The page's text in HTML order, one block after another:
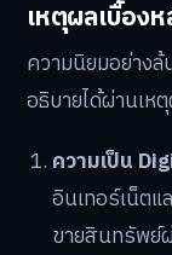
เหตุผลเบื้อง
ความนิยมอย่างล้
อธิบายได้ผ่านเห
ความเป็น
อินเทอร์เน็ต
ขายสินทรัพย์